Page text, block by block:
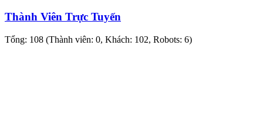
Thành Viên Trực Tuyến
Tổng: 108 (Thành viên: 0, Khách: 102, Robots: 6)